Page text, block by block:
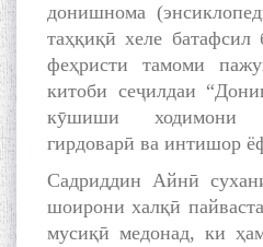
донишнома
таҳқиқӣ хеле
феҳристи тамоми
китоби сеҷилдаи
кӯшиши ходимони
гирдоварӣ ва интишор
Садриддин Айнӣ
шоирони халқӣ
мусиқӣ медонад, ки